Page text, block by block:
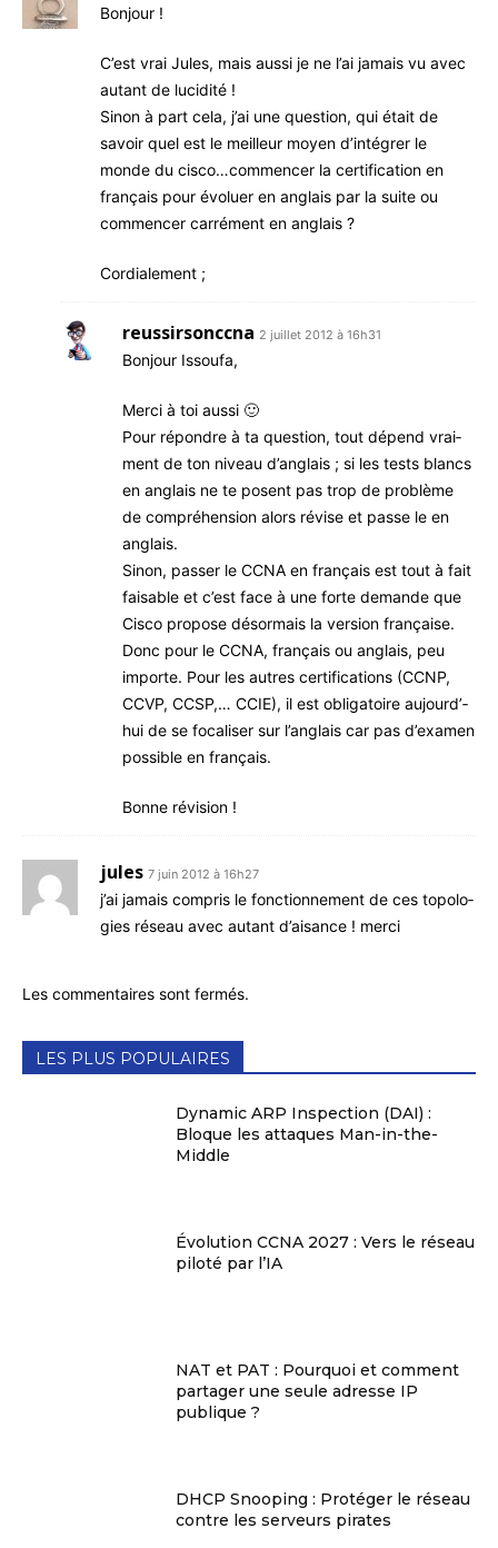
Bon­jour !
C’est vrai Jules, mais aus­si je ne l’ai jamais vu avec
autant de lucidité !
Sinon à part cela, j’ai une ques­tion, qui était de
savoir quel est le meilleur moyen d’intégrer le
monde du cisco…commencer la cer­ti­fi­ca­tion en
fran­çais pour évo­luer en anglais par la suite ou
com­men­cer car­ré­ment en anglais ?
Cor­dia­le­ment ;
reussirsonccna 2 juillet 2012 à 16h31
Bon­jour Issoufa,
Mer­ci à toi aussi 🙂
Pour répondre à ta ques­tion, tout dépend vrai­
ment de ton niveau d’an­glais ; si les tests blancs
en anglais ne te posent pas trop de pro­blème
de com­pré­hen­sion alors révise et passe le en
anglais.
Sinon, pas­ser le CCNA en fran­çais est tout à fait
fai­sable et c’est face à une forte demande que
Cis­co pro­pose désor­mais la ver­sion française.
Donc pour le CCNA, fran­çais ou anglais, peu
importe. Pour les autres cer­ti­fi­ca­tions (CCNP,
CCVP, CCSP,… CCIE), il est obli­ga­toire aujourd’­
hui de se foca­li­ser sur l’an­glais car pas d’exa­men
pos­sible en français.
Bonne révi­sion !
jules 7 juin 2012 à 16h27
j’ai jamais com­pris le fonc­tion­ne­ment de ces topo­lo­
gies réseau avec autant d’ai­sance ! merci
Les commentaires sont fermés.
LES PLUS POPULAIRES
Dynamic ARP Inspection (DAI) :
Bloque les attaques Man-in-the-
Middle
Évolution CCNA 2027 : Vers le réseau
piloté par l’IA
NAT et PAT : Pourquoi et comment
partager une seule adresse IP
publique ?
DHCP Snooping : Protéger le réseau
contre les serveurs pirates